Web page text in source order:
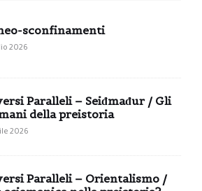
sconfinamenti
2026
Paralleli – Seiđmađur / Gli
della preistoria
2026
Paralleli – Orientalismo /